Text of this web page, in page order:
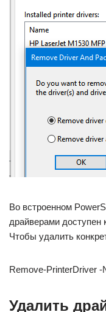
Во встроенном
драйверами доступен
Чтобы удалить
Remove-PrinterDriver -
Удалить